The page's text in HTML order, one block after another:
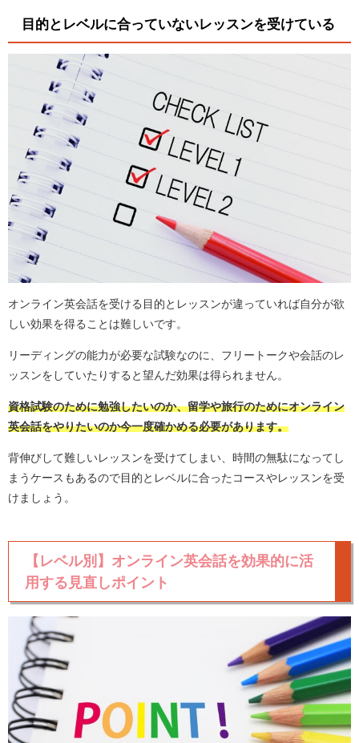
目的とレベルに合っていないレッスンを受けている
オンライン英会話を受ける目的とレッスンが違っていれば自分が欲
しい効果を得ることは難しいです。
リーディングの能力が必要な試験なのに、フリートークや会話のレ
ッスンをしていたりすると望んだ効果は得られません。
資格試験のために勉強したいのか、留学や旅行のためにオンライン
英会話をやりたいのか今一度確かめる必要があります。
背伸びして難しいレッスンを受けてしまい、時間の無駄になってし
まうケースもあるので目的とレベルに合ったコースやレッスンを受
けましょう。
【レベル別】オンライン英会話を効果的に活
用する見直しポイント